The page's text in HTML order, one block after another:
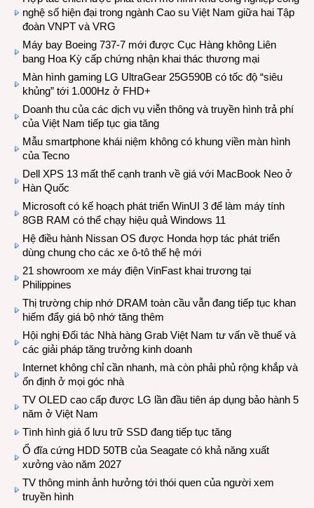
nghệ số hiện đại trong ngành Cao su Việt Nam giữa hai Tập
đoàn VNPT và VRG
Máy bay Boeing 737-7 mới được Cục Hàng không Liên
bang Hoa Kỳ cấp chứng nhận khai thác thương mại
Màn hình gaming LG UltraGear 25G590B có tốc độ “siêu
khủng” tới 1.000Hz ở FHD+
Doanh thu của các dịch vụ viễn thông và truyền hình trả phí
của Việt Nam tiếp tục gia tăng
Mẫu smartphone khái niệm không có khung viền màn hình
của Tecno
Dell XPS 13 mất thế cạnh tranh về giá với MacBook Neo ở
Hàn Quốc
Microsoft có kế hoạch phát triển WinUI 3 để làm máy tính
8GB RAM có thể chạy hiệu quả Windows 11
Hệ điều hành Nissan OS được Honda hợp tác phát triển
dùng chung cho các xe ô-tô thế hệ mới
21 showroom xe máy điện VinFast khai trương tại
Philippines
Thị trường chip nhớ DRAM toàn cầu vẫn đang tiếp tục khan
hiếm đẩy giá bộ nhớ tăng thêm
Hội nghị Đối tác Nhà hàng Grab Việt Nam tư vấn về thuế và
các giải pháp tăng trưởng kinh doanh
Internet không chỉ cần nhanh, mà còn phải phủ rộng khắp và
ổn định ở mọi góc nhà
TV OLED cao cấp được LG lần đầu tiên áp dụng bảo hành 5
năm ở Việt Nam
Tình hình giá ổ lưu trữ SSD đang tiếp tục tăng
Ổ đĩa cứng HDD 50TB của Seagate có khả năng xuất
xưởng vào năm 2027
TV thông minh ảnh hưởng tới thói quen của người xem
truyền hình